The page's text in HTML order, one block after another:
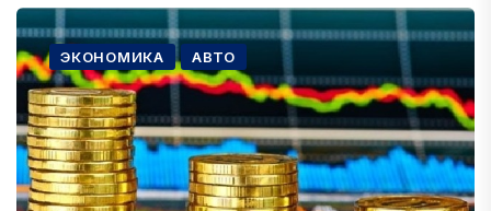
ЭКОНОМИКА АВТО